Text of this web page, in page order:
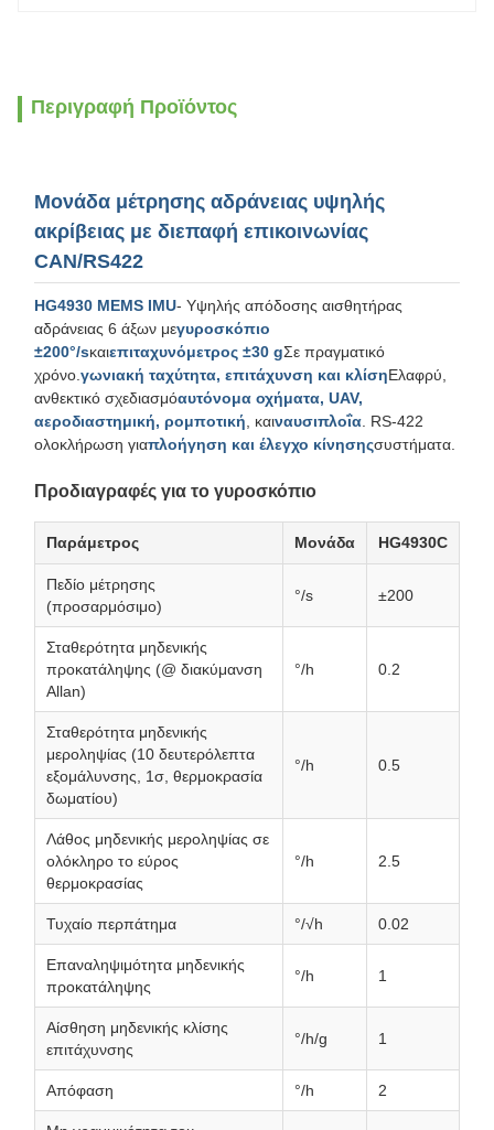
Περιγραφή Προϊόντος
Μονάδα μέτρησης αδράνειας υψηλής
ακρίβειας με διεπαφή επικοινωνίας
CAN/RS422
HG4930 MEMS IMU- Υψηλής απόδοσης αισθητήρας
αδράνειας 6 άξων μεγυροσκόπιο
±200°/sκαιεπιταχυνόμετρος ±30 gΣε πραγματικό
χρόνο. γωνιακή ταχύτητα, επιτάχυνση και κλίσηΕλαφρύ,
ανθεκτικό σχεδιασμόαυτόνομα οχήματα, UAV,
αεροδιαστημική, ρομποτική , καιναυσιπλοΐα . RS-422
ολοκλήρωση γιαπλοήγηση και έλεγχο κίνησηςσυστήματα.
Προδιαγραφές για το γυροσκόπιο
Παράμετρος Μονάδα HG4930C
Πεδίο μέτρησης
(προσαρμόσιμο)
°/s ±200
Σταθερότητα μηδενικής
προκατάληψης (@ διακύμανση
Allan)
°/h 0.2
Σταθερότητα μηδενικής
μεροληψίας (10 δευτερόλεπτα
εξομάλυνσης, 1σ, θερμοκρασία
δωματίου)
°/h 0.5
Λάθος μηδενικής μεροληψίας σε
ολόκληρο το εύρος
θερμοκρασίας
°/h 2.5
Τυχαίο περπάτημα °/√h 0.02
Επαναληψιμότητα μηδενικής
προκατάληψης
°/h 1
Αίσθηση μηδενικής κλίσης
επιτάχυνσης
°/h/g 1
Απόφαση °/h 2